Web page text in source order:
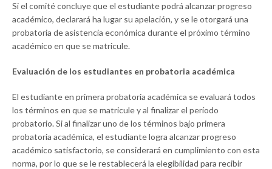
Si el comité concluye que el estudiante podrá alcanzar progreso
académico, declarará ha lugar su apelación, y se le otorgará una
probatoria de asistencia económica durante el próximo término
académico en que se matricule.
Evaluación de los estudiantes en probatoria académica
El estudiante en primera probatoria académica se evaluará todos
los términos en que se matricule y al finalizar el período
probatorio. Si al finalizar uno de los términos bajo primera
probatoria académica, el estudiante logra alcanzar progreso
académico satisfactorio, se considerará en cumplimiento con esta
norma, por lo que se le restablecerá la elegibilidad para recibir